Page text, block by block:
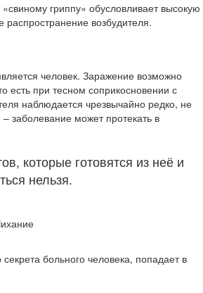
гриппу» обусловливает высокую
распространение возбудителя.
человек. Заражение возможно
есть при тесном соприкосновении с
наблюдается чрезвычайно редко, не
заболевание может протекать в
которые готовятся из неё и
нельзя.
больного человека, попадает в